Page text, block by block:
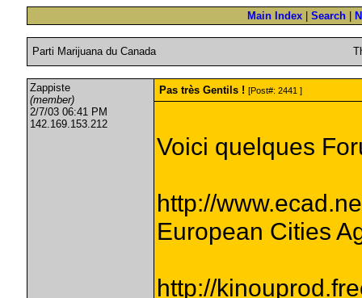
Main Index Search
Parti Marijuana du Canada
Zappiste
(member)
2/7/03 06:41 PM
142.169.153.212
Pas très Gentils ! [Post#: 2441 ]
Voici quelques
http://
European Cities
http://